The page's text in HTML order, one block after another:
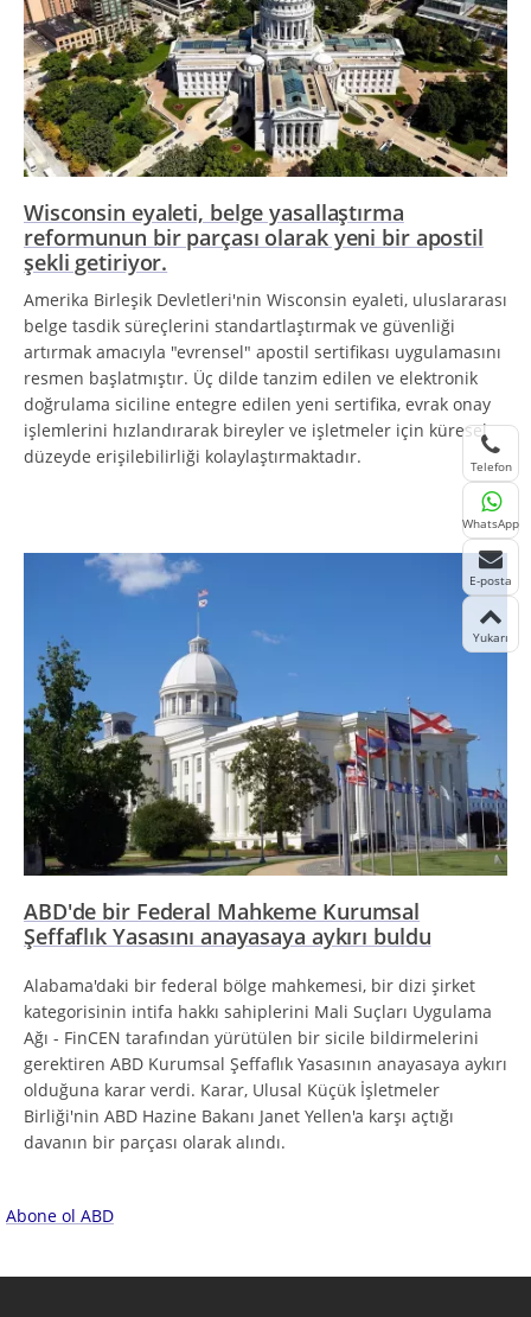
Wisconsin eyaleti, belge yasallaştırma
reformunun bir parçası olarak yeni bir apostil
şekli getiriyor.
Amerika Birleşik Devletleri'nin Wisconsin eyaleti, uluslararası
belge tasdik süreçlerini standartlaştırmak ve güvenliği
artırmak amacıyla "evrensel" apostil sertifikası uygulamasını
resmen başlatmıştır. Üç dilde tanzim edilen ve elektronik
doğrulama siciline entegre edilen yeni sertifika, evrak onay
işlemlerini hızlandırarak bireyler ve işletmeler için küresel
düzeyde erişilebilirliği kolaylaştırmaktadır.
ABD'de bir Federal Mahkeme Kurumsal
Şeffaflık Yasasını anayasaya aykırı buldu
Alabama'daki bir federal bölge mahkemesi, bir dizi şirket
kategorisinin intifa hakkı sahiplerini Mali Suçları Uygulama
Ağı - FinCEN tarafından yürütülen bir sicile bildirmelerini
gerektiren ABD Kurumsal Şeffaflık Yasasının anayasaya aykırı
olduğuna karar verdi. Karar, Ulusal Küçük İşletmeler
Birliği'nin ABD Hazine Bakanı Janet Yellen'a karşı açtığı
davanın bir parçası olarak alındı.
Abone ol ABD
Telefon
WhatsApp
E-posta
Yukarı